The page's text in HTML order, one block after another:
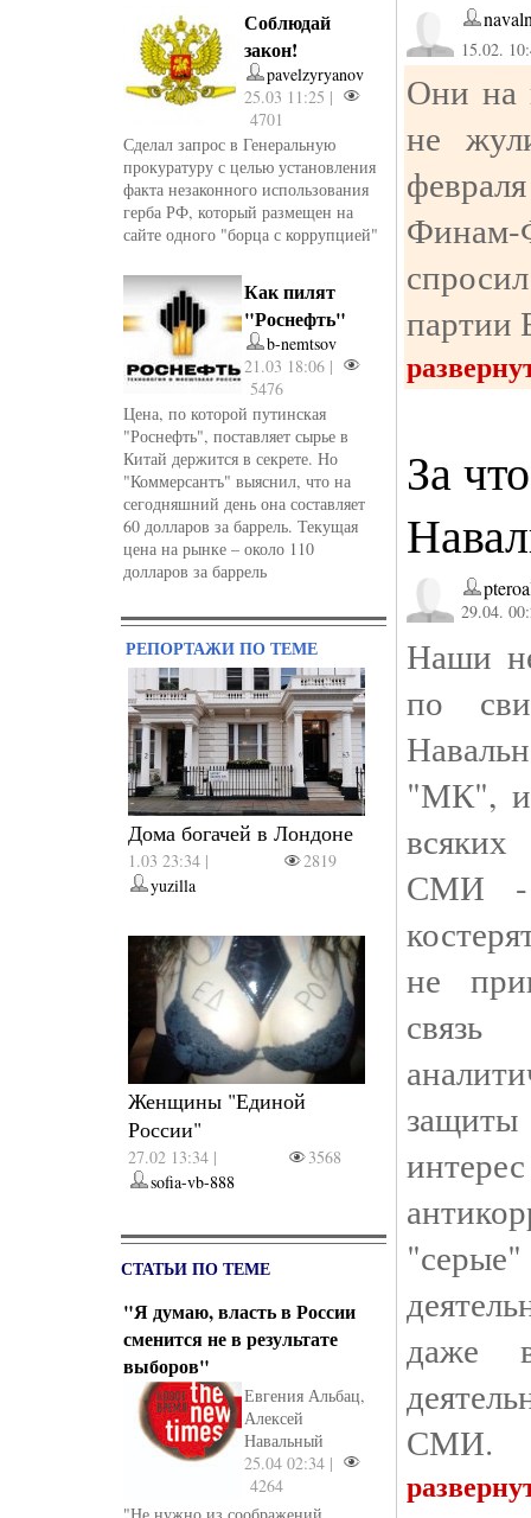
Соблюдай
закон!
pavelzyryanov
25.03 11:25 |
4701
Сделал запрос в Генеральную
прокуратуру с целью установления
факта незаконного использования
герба РФ, который размещен на
сайте одного "борца с коррупцией"
Как пилят
"Роснефть"
b-nemtsov
21.03 18:06 |
5476
Цена, по которой путинская
"Роснефть", поставляет сырье в
Китай держится в секрете. Но
"Коммерсантъ" выяснил, что на
сегодняшний день она составляет
60 долларов за баррель. Текущая
цена на рынке – около 110
долларов за баррель
РЕПОРТАЖИ ПО ТЕМЕ
Дома богачей в Лондоне
1.03 23:34 |
2819
yuzilla
Женщины "Единой
России"
27.02 13:34 |
3568
sofia-vb-888
СТАТЬИ ПО ТЕМЕ
"Я думаю, власть в России
сменится не в результате
выборов"
Евгения Альбац,
Алексей
Навальный
25.04 02:34 |
4264
15.02.
Они на
не
Финам-
партии
За
29.04.
Наши
по
"МК", и
СМИ -
не
связь
даже
СМИ.